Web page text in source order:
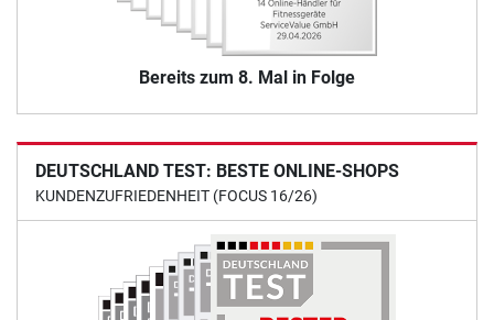
Bereits zum 8. Mal in Folge
DEUTSCHLAND TEST: BESTE ONLINE-SHOPS
KUNDENZUFRIEDENHEIT (FOCUS 16/26)